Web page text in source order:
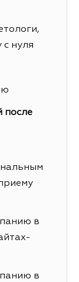
нуля
после
в
в